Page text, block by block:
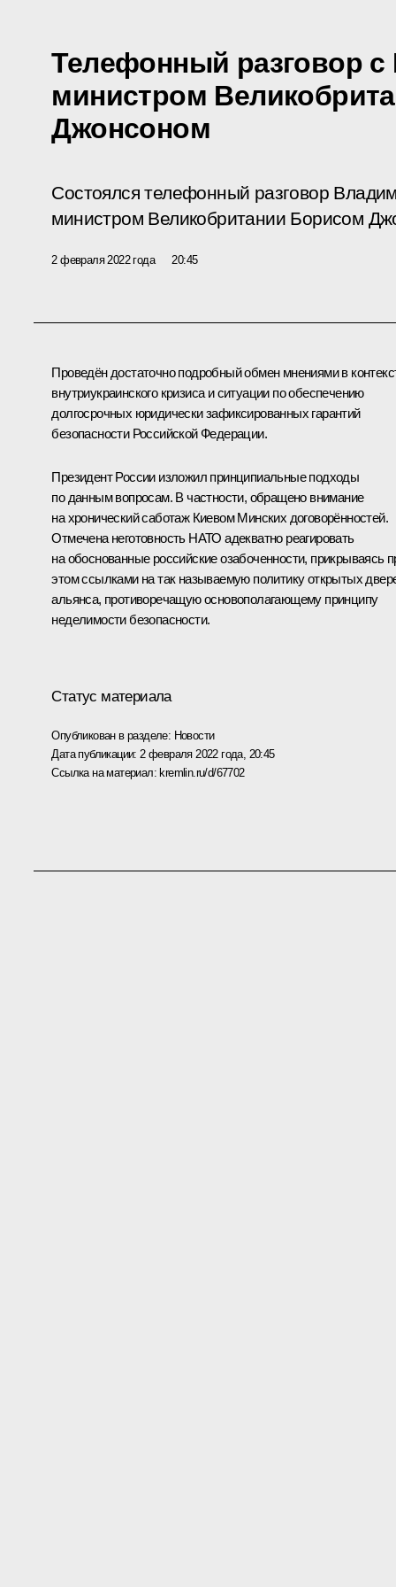
Телефонный разговор
министром
Джонсоном
Состоялся телефонный разговор
министром Великобритании Борисом
2 февраля 2022 года 20:45
Проведён достаточно подробный обмен мнениями в
внутриукраинского кризиса и ситуации по обеспечению
долгосрочных юридически зафиксированных гарантий
безопасности Российской Федерации.
Президент России изложил принципиальные подходы
по данным вопросам. В частности, обращено внимание
на хронический саботаж Киевом Минских договорённостей.
Отмечена неготовность НАТО адекватно реагировать
на обоснованные российские озабоченности, прикрываясь
этом ссылками на так называемую политику открытых
альянса, противоречащую основополагающему принципу
неделимости безопасности.
Статус материала
Опубликован в разделе: Новости
Дата публикации: 2 февраля 2022 года, 20:45
Ссылка на материал: kremlin.ru/d/67702